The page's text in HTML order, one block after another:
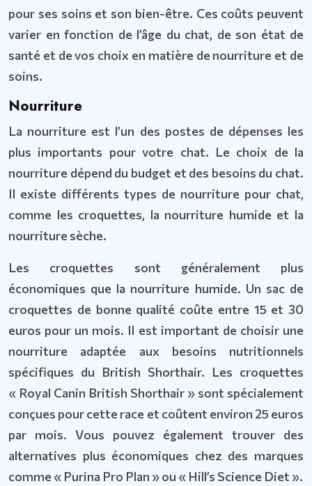
pour ses soins et son bien-être. Ces coûts peuvent
varier en fonction de l’âge du chat, de son état de
santé et de vos choix en matière de nourriture et de
soins.
Nourriture
La nourriture est l’un des postes de dépenses les
plus importants pour votre chat. Le choix de la
nourriture dépend du budget et des besoins du chat.
Il existe différents types de nourriture pour chat,
comme les croquettes, la nourriture humide et la
nourriture sèche.
Les croquettes sont généralement plus
économiques que la nourriture humide. Un sac de
croquettes de bonne qualité coûte entre 15 et 30
euros pour un mois. Il est important de choisir une
nourriture adaptée aux besoins nutritionnels
spécifiques du British Shorthair. Les croquettes
« Royal Canin British Shorthair » sont spécialement
conçues pour cette race et coûtent environ 25 euros
par mois. Vous pouvez également trouver des
alternatives plus économiques chez des marques
comme « Purina Pro Plan » ou « Hill’s Science Diet ».